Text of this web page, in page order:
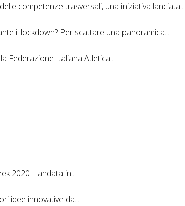
competenze trasversali, una iniziativa lanciata...
il lockdown? Per scattare una panoramica...
Federazione Italiana Atletica...
2020 – andata in...
idee innovative da...